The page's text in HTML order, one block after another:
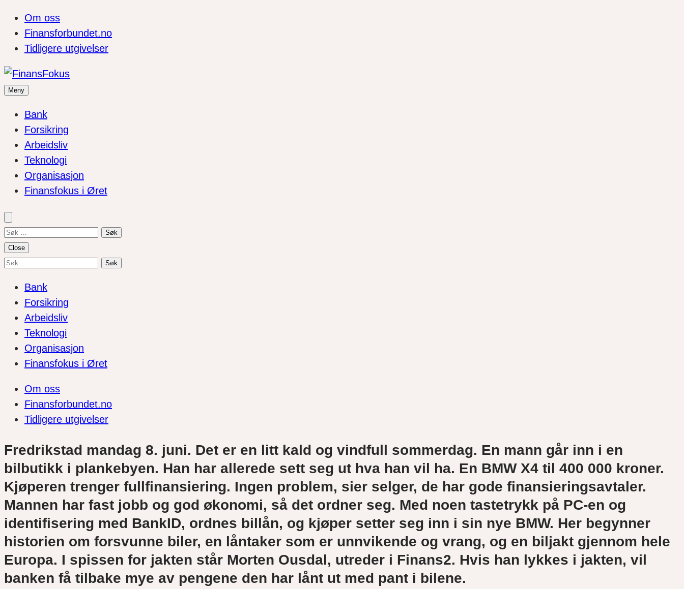
Om oss
Finansforbundet.no
Tidligere utgivelser
Meny
Bank
Forsikring
Arbeidsliv
Teknologi
Organisasjon
Finansfokus i Øret
Søk
etter:
Close
Søk
Bank
Forsikring
Arbeidsliv
Teknologi
Organisasjon
Finansfokus i Øret
Om oss
Finansforbundet.no
Tidligere utgivelser
Fredrikstad mandag 8. juni. Det er en litt kald og vindfull sommerdag. En mann går inn i en
bilbutikk i plankebyen. Han har allerede sett seg ut hva han vil ha. En BMW X4 til 400 000 kroner.
Kjøperen trenger fullfinansiering. Ingen problem, sier selger, de har gode finansieringsavtaler.
Mannen har fast jobb og god økonomi, så det ordner seg. Med noen tastetrykk på PC-en og
identifisering med BankID, ordnes billån, og kjøper setter seg inn i sin nye BMW. Her begynner
historien om forsvunne biler, en låntaker som er unnvikende og vrang, og en biljakt gjennom hele
Europa. I spissen for jakten står Morten Ousdal, utreder i Finans2. Hvis han lykkes i jakten, vil
banken få tilbake mye av pengene den har lånt ut med pant i bilene.